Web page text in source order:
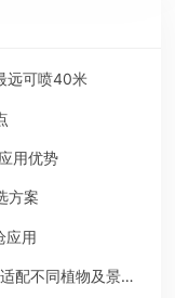
远可喷40米
用优势
方案
应用
同植物及景观场景